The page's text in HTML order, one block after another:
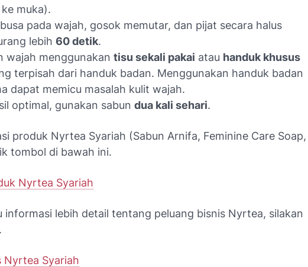
muka).
pada wajah, gosok memutar, dan pijat secara halus
lebih 60 detik.
wajah menggunakan tisu sekali pakai atau handuk khusus
terpisah dari handuk badan. Menggunakan handuk badan
dapat memicu masalah kulit wajah.
optimal, gunakan sabun dua kali sehari.
produk Nyrtea Syariah (Sabun Arnifa, Feminine Care Soap,
tombol di bawah ini.
Nyrtea Syariah
informasi lebih detail tentang peluang bisnis Nyrtea, silakan
Nyrtea Syariah